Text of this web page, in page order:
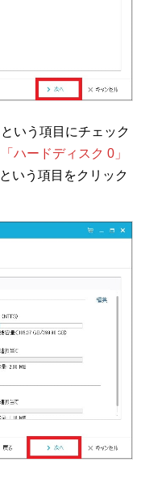
という項目にチェック
「ハードディスク 0」
という項目をクリック